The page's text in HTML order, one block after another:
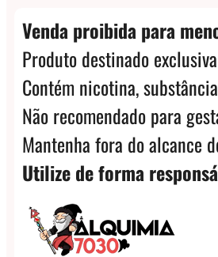
Venda proibida para
Produto destinado
Contém nicotina,
Não recomendado para
Mantenha fora do alcance
Utilize de forma